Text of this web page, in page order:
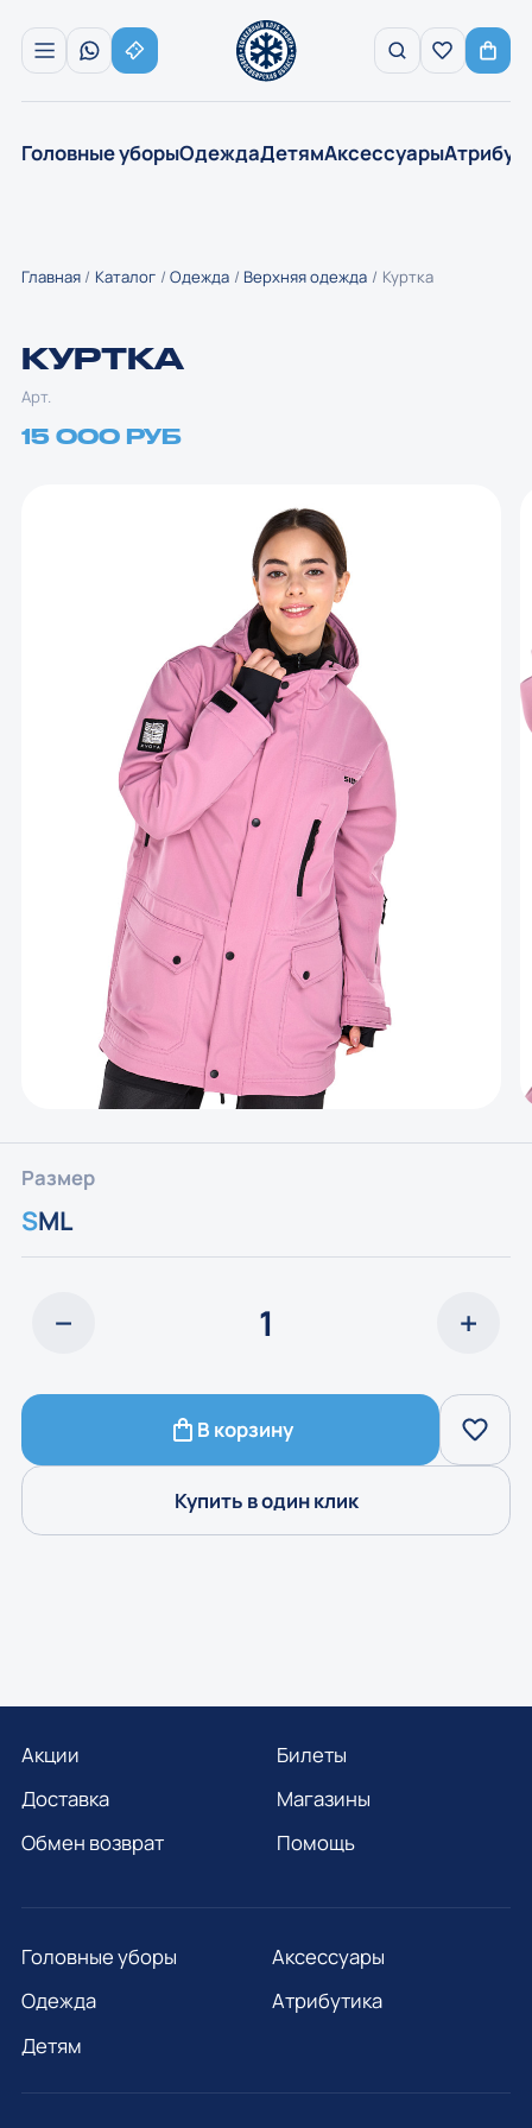
Головные уборыОдеждаДетямАксессуары
Главная Каталог Одежда Верхняя одежда Куртка
КУРТКА
Арт.
15 000 РУБ
Размер
SML
В корзину
Купить в один клик
Акции
Доставка
Обмен возврат
Билеты
Магазины
Помощь
Головные уборы
Одежда
Детям
Аксессуары
Атрибутика